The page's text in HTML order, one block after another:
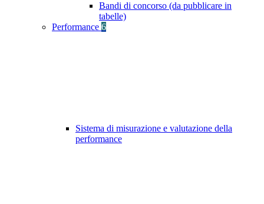
Bandi di concorso (da pubblicare in
tabelle)
Performance 6
Sistema di misurazione e valutazione della
performance